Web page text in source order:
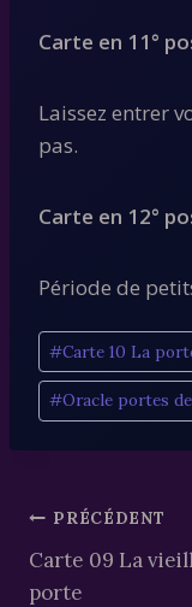
Carte en 11°
Laissez entrer
pas.
Carte en 12°
Période de
Étiquettes
de
la
#Carte 10 La
#Oracle portes
de
PRÉCÉDENT
Carte 09 La
porte